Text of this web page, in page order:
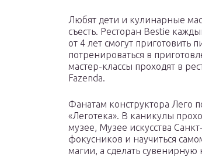
Любят дети и кулинарные
съесть. Ресторан Bestie
от 4 лет смогут
потренироваться в
мастер-классы проходят в
Fazenda.
Фанатам конструктора Лего
«Леготека». В каникулы
музее, Музее искусства
фокусников и научиться
магии, а сделать сувенирную